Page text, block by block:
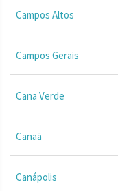
Campos Altos
Campos Gerais
Cana Verde
Canaã
Canápolis